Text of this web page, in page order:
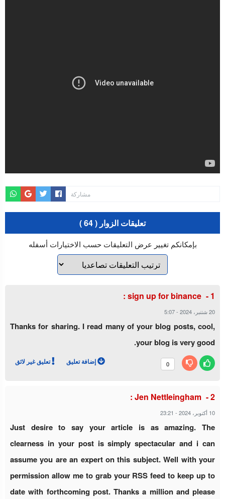
الرباط.. إطلاق مشروع إزالة المواد الكيميائية الخطرة من سلسلة إمداد
مشاركة
تعليقات الزوار ( 64 )
بإمكانكم تغيير عرض التعليقات حسب الاختيارات أسفله
sign up for binance
:
20 شتنبر، 2024 -
5:07
Thanks for sharing. I read many of your blog posts, cool,
your blog is very good.
0 إضافة تعليق تعليق غير لائق
Jen Nettleingham :
10 أكتوبر، 2024 -
23:21
Just desire to say your article is as amazing. The
clearness in your post is simply spectacular and i can
assume you are an expert on this subject. Well with your
permission allow me to grab your RSS feed to keep up to
date with forthcoming post. Thanks a million and please